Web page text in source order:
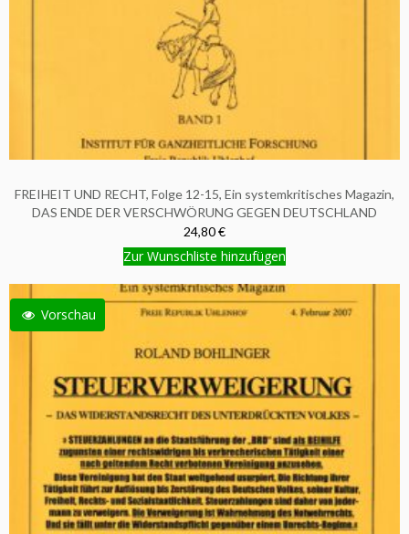
FREIHEIT UND RECHT, Folge 12-15, Ein systemkritisches Magazin,
DAS ENDE DER VERSCHWÖRUNG GEGEN DEUTSCHLAND
24,80 €
Zur Wunschliste hinzufügen
Vorschau